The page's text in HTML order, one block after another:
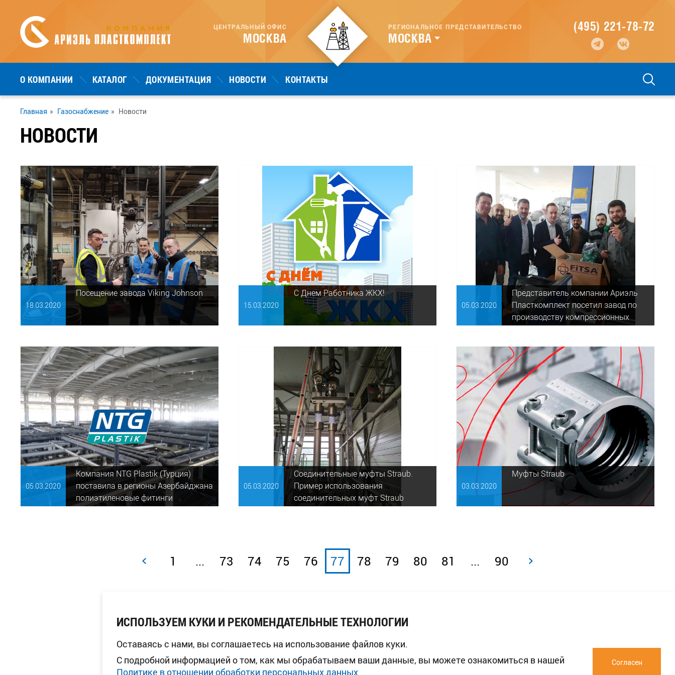
ЦЕНТРАЛЬНЫЙ ОФИС
МОСКВА
РЕГИОНАЛЬНОЕ ПРЕДСТАВИТЕЛЬСТВО
МОСКВА
(495) 221-78-72
О КОМПАНИИ КАТАЛОГ ДОКУМЕНТАЦИЯ НОВОСТИ КОНТАКТЫ
Главная » Газоснабжение » Новости
НОВОСТИ
18.03.2020
Посещение завода Viking Johnson⠀
15.03.2020
С Днем Работника ЖКХ!
05.03.2020
Представитель компании Ариэль
Пласткомплект посетил завод по
производству компрессионных
фитингов Fitsa (Турция)
05.03.2020
Компания NTG Plastik (Турция)
поставила в регионы Азербайджана
полиэтиленовые фитинги
05.03.2020
Соединительные муфты Straub.
Пример использования
соединительных муфт Straub ⠀
03.03.2020
Муфты Straub
1 ... 73 74 75 76 77 78 79 80 81 ... 90
ИСПОЛЬЗУЕМ КУКИ И РЕКОМЕНДАТЕЛЬНЫЕ ТЕХНОЛОГИИ
Оставаясь с нами, вы соглашаетесь на использование файлов куки.
С подробной информацией о том, как мы обрабатываем ваши данные, вы можете ознакомиться в нашей
Политике в отношении обработки персональных данных
Согласен